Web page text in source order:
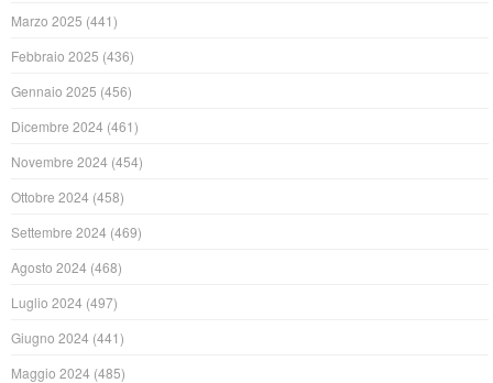
Marzo 2025 (441)
Febbraio 2025 (436)
Gennaio 2025 (456)
Dicembre 2024 (461)
Novembre 2024 (454)
Ottobre 2024 (458)
Settembre 2024 (469)
Agosto 2024 (468)
Luglio 2024 (497)
Giugno 2024 (441)
Maggio 2024 (485)